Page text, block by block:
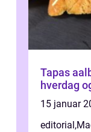
Tapas aalborg
hverdag
15 januar
editorial ,